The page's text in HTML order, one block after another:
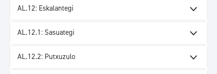
AL.12: Eskalantegi
AL.12.1: Sasuategi
AL.12.2: Putxuzulo